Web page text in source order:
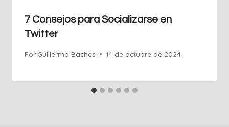
7 Consejos para Socializarse en
Twitter
Por Guillermo Baches 14 de octubre de 2024